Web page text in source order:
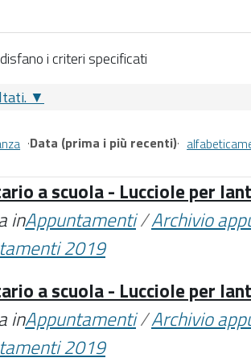
i criteri specificati
·Data (prima i più recenti)·
a scuola - Lucciole per
inAppuntamenti/Archivio
2019
a scuola - Lucciole per
inAppuntamenti/Archivio
2019